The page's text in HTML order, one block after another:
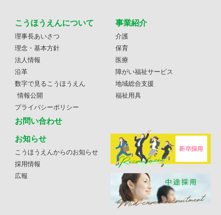
こうほうえんについて
理事長あいさつ
理念・基本方針
法人情報
沿革
数字で見るこうほうえん
情報公開
プライバシーポリシー
お問い合わせ
事業紹介
介護
保育
医療
障がい福祉サービス
地域総合支援
福祉用具
お知らせ
こうほうえんからのお知らせ
採用情報
広報